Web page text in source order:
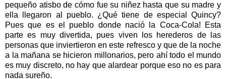
pequeño atisbo de cómo fue su niñez hasta que su madre y
ella llegaron al pueblo. ¿Qué tiene de especial Quincy?
Pues que es el pueblo donde nació la Coca-Cola! Esta
parte es muy divertida, pues viven los herederos de las
personas que inviertieron en este refresco y que de la noche
a la mañana se hicieron millonarios, pero ahí todo el mundo
es muy discreto, no hay que alardear porque eso no es para
nada sureño.